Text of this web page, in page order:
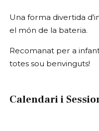
Una forma divertida
el món de la bateria.
Recomanat per a
totes sou benvinguts!
Calendari i